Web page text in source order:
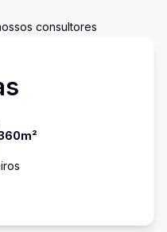
consultores
m²
s